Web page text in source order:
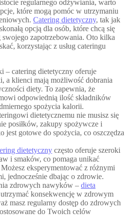
regularnego odżywiania, warto
które mogą pomóc w utrzymaniu
Catering dietetyczny, tak jak
opcją dla osób, które chcą się
zapotrzebowania. Oto kilka
korzystając z usług cateringu
– catering dietetyczny oferuje
a klienci mają możliwość dobrania
diety. To zapewnia, że
odpowiednią ilość składników
spożycia kalorii.
dietetycznemu nie musisz się
posiłków, zakupy spożywcze i
jest gotowe do spożycia, co oszczędza
dietetyczny często oferuje szeroki
i smaków, co pomaga unikać
eksperymentować z różnymi
jednocześnie dbając o zdrowie.
zdrowych nawyków – dieta
konsekwencję w zdrowym
masz regularny dostęp do zdrowych
do Twoich celów